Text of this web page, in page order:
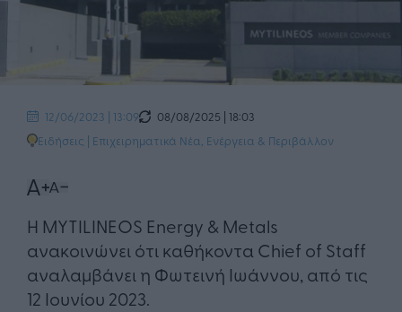
12/06/2023 | 13:09
08/08/2025 | 18:03
Ειδήσεις | Επιχειρηματικά Νέα Ενέργεια & Περιβάλλον
Η MYTILINEOS Energy & Metals
ανακοινώνει ότι καθήκοντα Chief of Staff
αναλαμβάνει η Φωτεινή Ιωάννου, από τις
12 Ιουνίου 2023.